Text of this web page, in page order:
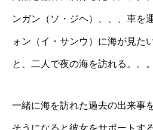
ンガン（ソ・ジヘ）、、、車を
ォン（イ・サンウ）に海が見た
と、二人で夜の海を訪れる。。。
一緒に海を訪れた過去の出来事
そうになると彼女をサポートす